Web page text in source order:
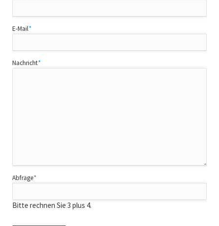
Pflichtfeld
E-Mail*
Pflichtfeld
Nachricht*
Pflichtfeld
Abfrage*
Bitte rechnen Sie 3 plus 4.